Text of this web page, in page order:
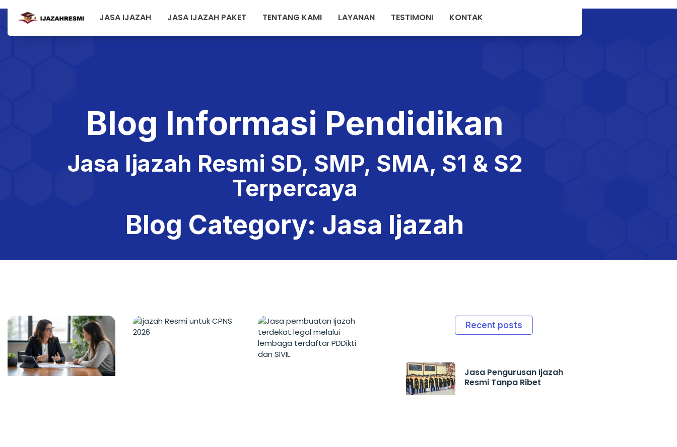
JASA IJAZAH JASA IJAZAH PAKET TENTANG KAMI LAYANAN TESTIMONI KONTAK
Blog Informasi Pendidikan
Jasa Ijazah Resmi SD, SMP, SMA, S1 & S2
Terpercaya
Blog Category: Jasa Ijazah
Recent posts
Jasa Pengurusan Ijazah
Resmi Tanpa Ribet